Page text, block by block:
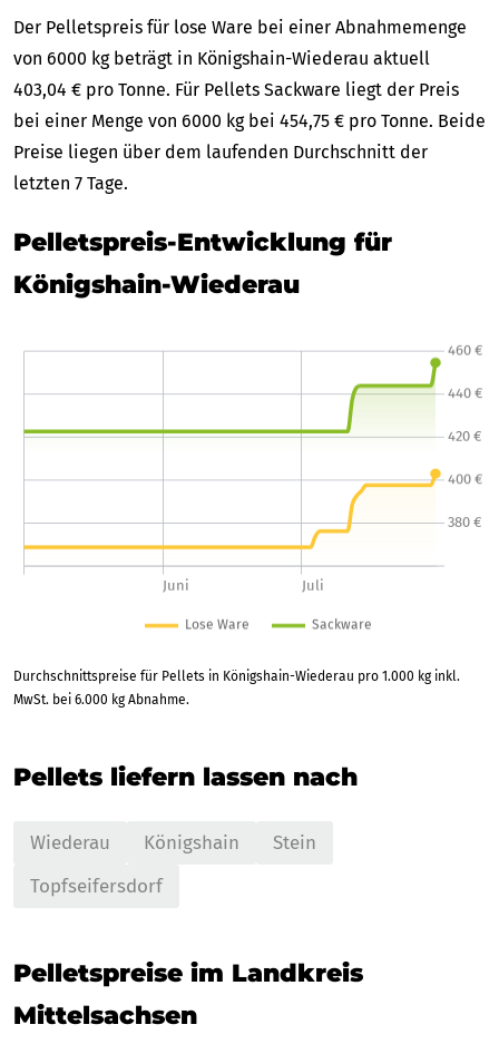
Der Pelletspreis für lose Ware bei einer Abnahmemenge
von 6000 kg beträgt in Königshain-Wiederau aktuell
403,04 € pro Tonne. Für Pellets Sackware liegt der Preis
bei einer Menge von 6000 kg bei 454,75 € pro Tonne. Beide
Preise liegen über dem laufenden Durchschnitt der
letzten 7 Tage.
Pelletspreis-Entwicklung für
Königshain-Wiederau
Durchschnittspreise für Pellets in Königshain-Wiederau pro 1.000 kg inkl.
MwSt. bei 6.000 kg Abnahme.
Pellets liefern lassen nach
Wiederau Königshain
Stein
Topfseifersdorf
Pelletspreise im Landkreis
Mittelsachsen